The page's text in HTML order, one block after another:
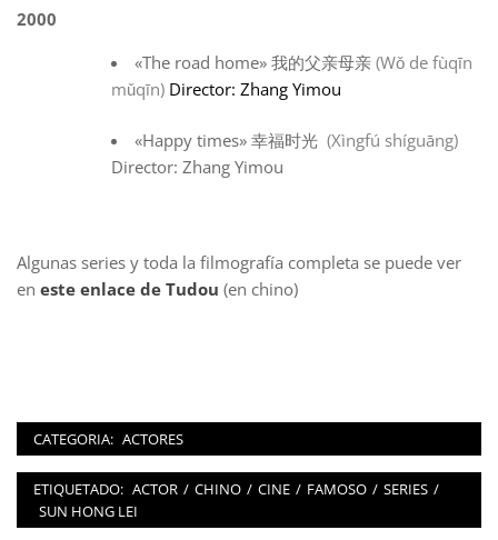
2000
«The road home» 我的父亲母亲 (Wǒ de fùqīn
mǔqīn) Director: Zhang Yimou
«Happy times» 幸福时光 (Xìngfú shíguāng)
Director: Zhang Yimou
Algunas series y toda la filmografía completa se puede ver
en este enlace de Tudou (en chino)
CATEGORIA: ACTORES
ETIQUETADO: ACTOR / CHINO / CINE / FAMOSO / SERIES /
SUN HONG LEI